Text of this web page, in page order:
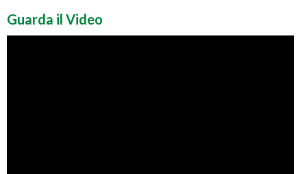
Guarda il Video